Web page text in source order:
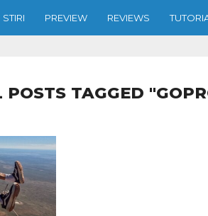
STIRI PREVIEW REVIEWS
POSTS TAGGED